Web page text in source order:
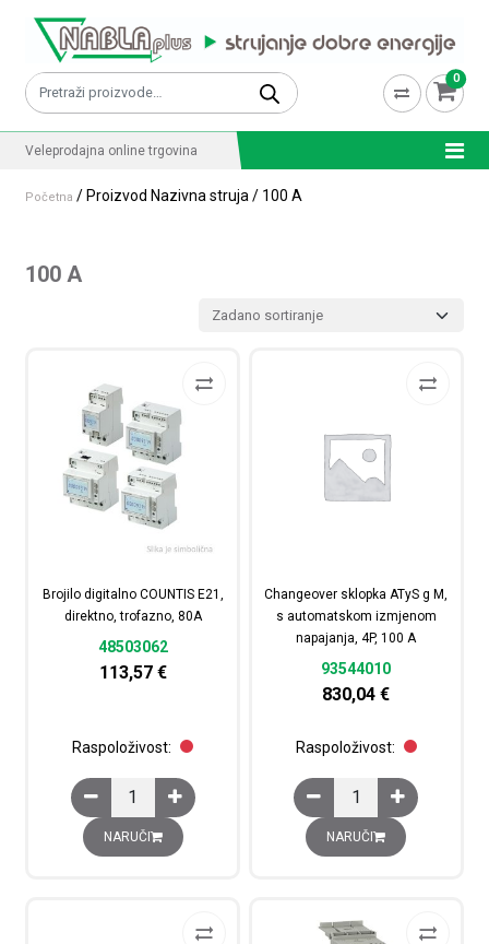
Pretraži: 0
Veleprodajna online trgovina
Početna / Proizvod Nazivna struja / 100 A
100 A
Brojilo digitalno COUNTIS E21,
direktno, trofazno, 80A
48503062
113,57 €
Raspoloživost:
Brojilo digitalno COUNTIS E21, direktno, trofazno, 80A
NARUČI
Changeover sklopka ATyS g M,
s automatskom izmjenom
napajanja, 4P, 100 A
93544010
830,04€
Raspoloživost:
Changeover sklopka
NARUČI